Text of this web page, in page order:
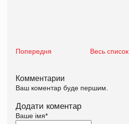
Попередня Весь список
Комментарии
Ваш коментар буде першим.
Додати коментар
Ваше імя*